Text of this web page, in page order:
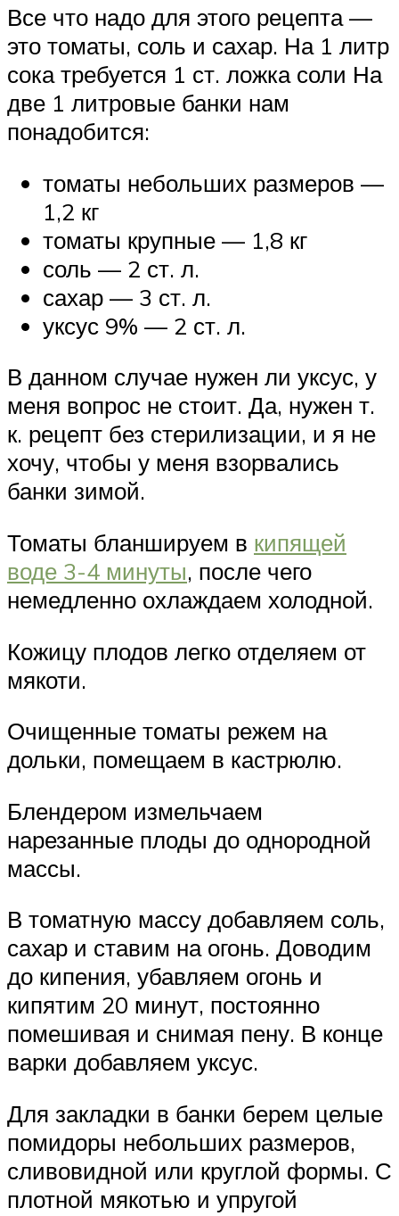
Все что надо для этого рецепта —
это томаты, соль и сахар. На 1 литр
сока требуется 1 ст. ложка соли На
две 1 литровые банки нам
понадобится:
томаты небольших размеров —
1,2 кг
томаты крупные — 1,8 кг
соль — 2 ст. л.
сахар — 3 ст. л.
уксус 9% — 2 ст. л.
В данном случае нужен ли уксус, у
меня вопрос не стоит. Да, нужен т.
к. рецепт без стерилизации, и я не
хочу, чтобы у меня взорвались
банки зимой.
Томаты бланшируем в кипящей
воде 3-4 минуты, после чего
немедленно охлаждаем холодной.
Кожицу плодов легко отделяем от
мякоти.
Очищенные томаты режем на
дольки, помещаем в кастрюлю.
Блендером измельчаем
нарезанные плоды до однородной
массы.
В томатную массу добавляем соль,
сахар и ставим на огонь. Доводим
до кипения, убавляем огонь и
кипятим 20 минут, постоянно
помешивая и снимая пену. В конце
варки добавляем уксус.
Для закладки в банки берем целые
помидоры небольших размеров,
сливовидной или круглой формы. С
плотной мякотью и упругой